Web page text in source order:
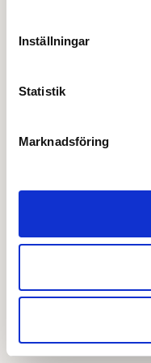
Inställningar
Statistik
Marknadsföring